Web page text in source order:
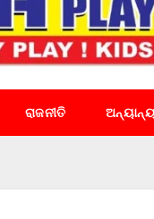
ରାଜନୀତି